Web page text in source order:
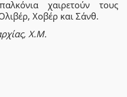
χαιρετούν τους
Χοβέρ και Σάνθ.
Χ.Μ.